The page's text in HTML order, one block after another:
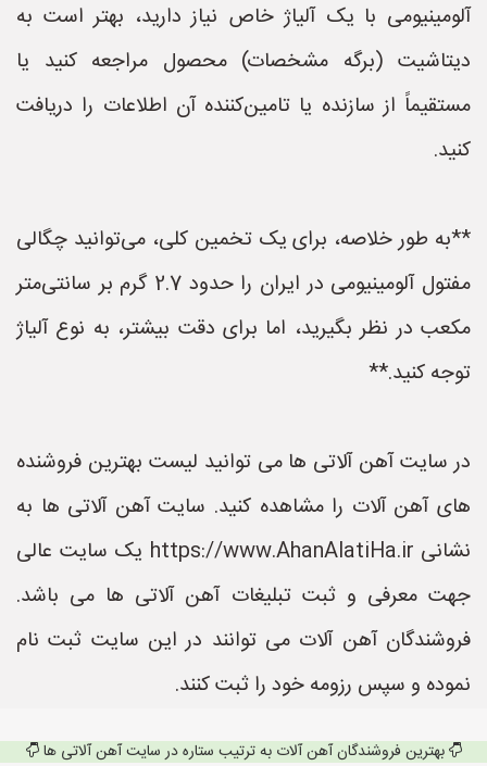
آلومینیومی با یک آلیاژ خاص نیاز دارید، بهتر است به
دیتاشیت (برگه مشخصات) محصول مراجعه کنید یا
مستقیماً از سازنده یا تامین‌کننده آن اطلاعات را دریافت
کنید.
**به طور خلاصه، برای یک تخمین کلی، می‌توانید چگالی
مفتول آلومینیومی در ایران را حدود 2.7 گرم بر سانتی‌متر
مکعب در نظر بگیرید، اما برای دقت بیشتر، به نوع آلیاژ
توجه کنید.**
در سایت آهن آلاتی ها می توانید لیست بهترین فروشنده
های آهن آلات را مشاهده کنید. سایت آهن آلاتی ها به
نشانی https://www.AhanAlatiHa.ir یک سایت عالی
جهت معرفی و ثبت تبلیغات آهن آلاتی ها می باشد.
فروشندگان آهن آلات می توانند در این سایت ثبت نام
نموده و سپس رزومه خود را ثبت کنند.
بهترین فروشندگان آهن آلات به ترتیب ستاره در سایت آهن آلاتی ها